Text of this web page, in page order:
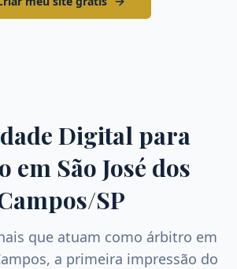
Digital para
em São José dos
/SP
que atuam como árbitro em
, a primeira impressão do